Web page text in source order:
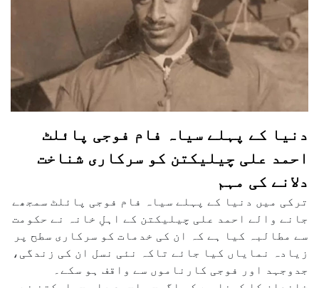
دنیا کے پہلے سیاہ فام فوجی پائلٹ
احمد علی چیلیکتن کو سرکاری شناخت
دلانے کی مہم
ترکی میں دنیا کے پہلے سیاہ فام فوجی پائلٹ سمجھے
جانے والے احمد علی چیلیکتن کے اہلِ خانہ نے حکومت
سے مطالبہ کیا ہے کہ ان کی خدمات کو سرکاری سطح پر
زیادہ نمایاں کیا جائے تاکہ نئی نسل ان کی زندگی،
جدوجہد اور فوجی کارناموں سے واقف ہو سکے۔